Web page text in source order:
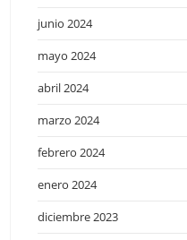
junio 2024
mayo 2024
abril 2024
marzo 2024
febrero 2024
enero 2024
diciembre 2023